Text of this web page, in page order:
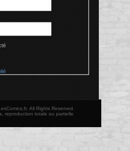
All Rights Reserved.
reproduction totale ou partielle